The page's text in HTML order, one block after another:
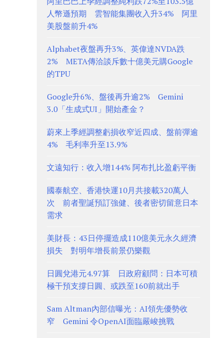
人幣遜預期 雲智能集團收入升34% 阿里
美股盤前升4%
Alphabet夜盤再升3%、英偉達NVDA跌
2% META傳洽談斥數十億美元購Google
的TPU
Google升6%、盤後再升逾2% Gemini
3.0「生成式UI」開始產金？
蔚來上季經調整虧損收窄近四成、盤前彈逾
4% 毛利率升至13.9%
文遠知行：收入增144% 阿布扎比盈虧平衡
國泰航空、香港快運10月共接載320萬人
次 前者聖誕預訂強健、後者密切留意日本
需求
美財長：43日停擺造成110億美元永久經濟
損失 對明年增長前景仍樂觀
日圓兌港元4.97算 日政府顧問：日本可積
極干預支撐日圓、或跌至160前就出手
Sam Altman內部信曝光：AI領先優勢收
窄 Gemini 令OpenAI面臨嚴峻挑戰